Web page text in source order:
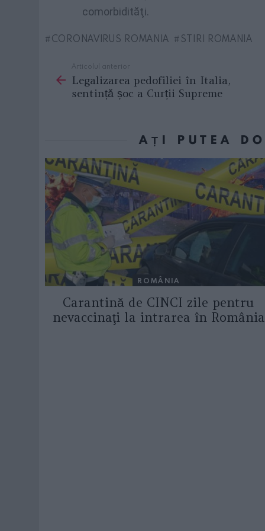
comorbidităţi.
CORONAVIRUS ROMANIA STIRI ROMANIA
more
Articolul anterior
Legalizarea pedofiliei în Italia,
sentință șoc a Curții Supreme
AȚI PUTEA
ROMÂNIA
Carantină de CINCI zile pentru
nevaccinaţi la intrarea în România